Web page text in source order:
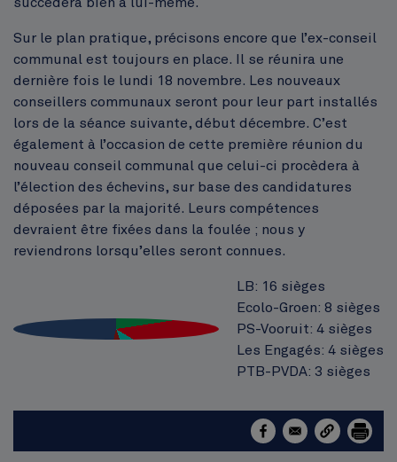
Sur le plan pratique, précisons encore que l’ex-conseil
communal est toujours en place. Il se réunira une
dernière fois le lundi 18 novembre. Les nouveaux
conseillers communaux seront pour leur part installés
lors de la séance suivante, début décembre. C’est
également à l’occasion de cette première réunion du
nouveau conseil communal que celui-ci procèdera à
l’élection des échevins, sur base des candidatures
déposées par la majorité. Leurs compétences
devraient être fixées dans la foulée ; nous y
reviendrons lorsqu’elles seront connues.
LB: 16 sièges
Ecolo-Groen: 8 sièges
PS-Vooruit: 4 sièges
Les Engagés: 4 sièges
PTB-PVDA: 3 sièges